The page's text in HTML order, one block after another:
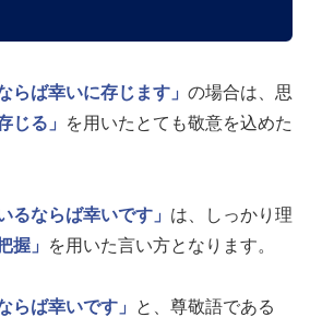
らば幸いに存じます」 の場合は、思
じる」
を用いたとても敬意を込めた
るならば幸いです」 は、しっかり理
握」 を用いた言い方となります。
らば幸いです」
と、尊敬語である